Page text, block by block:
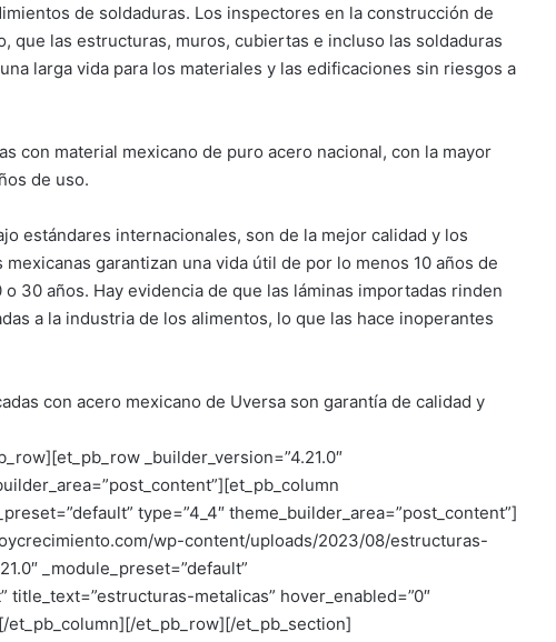
de soldaduras. Los inspectores en la construcción de
que las estructuras, muros, cubiertas e incluso las soldaduras
larga vida para los materiales y las edificaciones sin riesgos a
con material mexicano de puro acero nacional, con la mayor
de uso.
estándares internacionales, son de la mejor calidad y los
garantizan una vida útil de por lo menos 10 años de
30 años. Hay evidencia de que las láminas importadas rinden
a la industria de los alimentos, lo que las hace inoperantes
con acero mexicano de Uversa son garantía de calidad y
_builder_version=”4.21.0″
type=”4_4″ theme_builder_area=”post_content”]
wp-content/uploads/2023/08/estructuras-
_module_preset=”default”
title_text=”estructuras-metalicas” hover_enabled=”0″
et_pb_column][/et_pb_row][/et_pb_section]